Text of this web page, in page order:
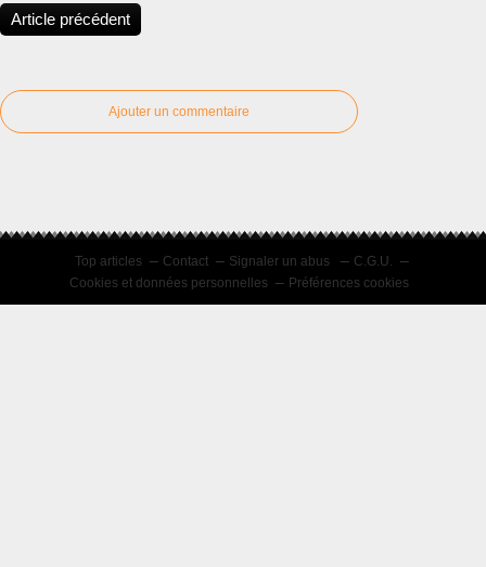
Article précédent
Ajouter un commentaire
Top articles Contact Signaler un abus
C.G.U.
Cookies et données personnelles
Préférences cookies